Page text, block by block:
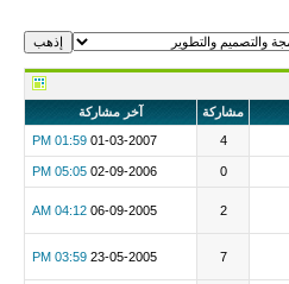
مشاركة
آخر مشاركة
4
01-03-2007
01:59 PM
0
02-09-2006
05:05 PM
2
06-09-2005
04:12 AM
7
23-05-2005
03:59 PM